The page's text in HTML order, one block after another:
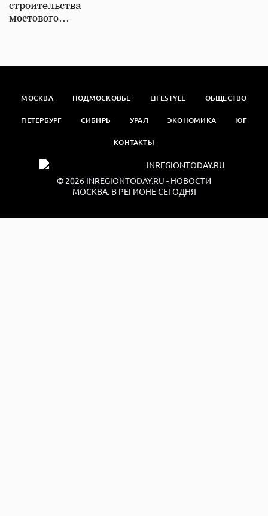
строительства
мостового…
МОСКВА ПОДМОСКОВЬЕ LIFESTYLE ОБЩЕСТВО
ПЕТЕРБУРГ СИБИРЬ УРАЛ ЭКОНОМИКА ЮГ
КОНТАКТЫ
© 2026 INREGIONTODAY.RU - НОВОСТИ
МОСКВА. В РЕГИОНЕ СЕГОДНЯ